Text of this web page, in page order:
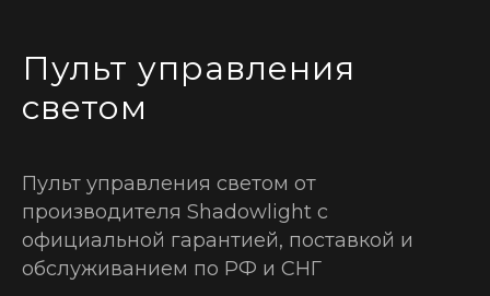
Пульт управления
светом
Пульт управления светом от
производителя Shadowlight с
официальной гарантией, поставкой и
обслуживанием по РФ и СНГ